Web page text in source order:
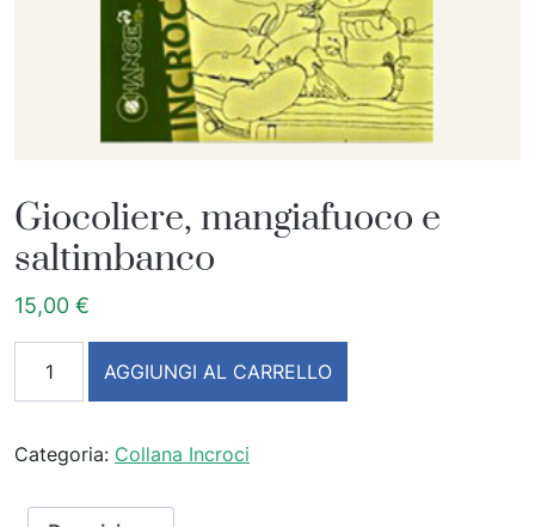
Giocoliere, mangiafuoco e
saltimbanco
15,00 €
AGGIUNGI AL CARRELLO
Categoria: Collana Incroci